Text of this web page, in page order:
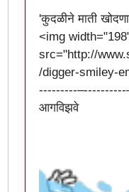
'कुदळीने माती
<img
src="http://
/digger-smiley-
---------–----------
आगविझवे